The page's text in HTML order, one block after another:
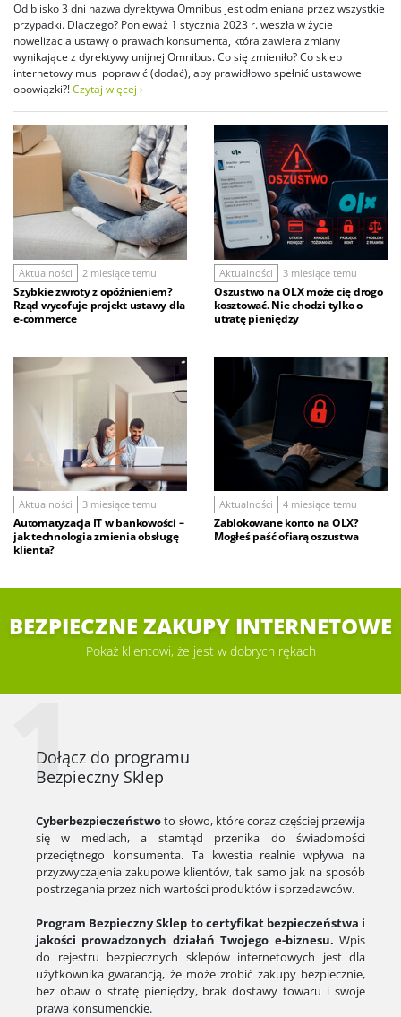
Od blisko 3 dni nazwa dyrektywa Omnibus jest odmieniana przez wszystkie
przypadki. Dlaczego? Ponieważ 1 stycznia 2023 r. weszła w życie
nowelizacja ustawy o prawach konsumenta, która zawiera zmiany
wynikające z dyrektywy unijnej Omnibus. Co się zmieniło? Co sklep
internetowy musi poprawić (dodać), aby prawidłowo spełnić ustawowe
obowiązki?!Czytaj więcej ›
Aktualności 2 miesiące temu
Szybkie zwroty z opóźnieniem?
Rząd wycofuje projekt ustawy dla
e-commerce
Aktualności 3 miesiące temu
Oszustwo na OLX może cię drogo
kosztować. Nie chodzi tylko o
utratę pieniędzy
Aktualności 3 miesiące temu
Automatyzacja IT w bankowości –
jak technologia zmienia obsługę
klienta?
Aktualności 4 miesiące temu
Zablokowane konto na OLX?
Mogłeś paść ofiarą oszustwa
BEZPIECZNE ZAKUPY INTERNETOWE
Pokaż klientowi, że jest w dobrych rękach
1
Dołącz do programu
Bezpieczny Sklep
Cyberbezpieczeństwoto słowo, które coraz częściej przewija
się w mediach, a stamtąd przenika do świadomości
przeciętnego konsumenta. Ta kwestia realnie wpływa na
przyzwyczajenia zakupowe klientów, tak samo jak na sposób
postrzegania przez nich wartości produktów i sprzedawców.
Program Bezpieczny Sklep to certyfikat bezpieczeństwa i
jakości prowadzonych działań Twojego e-biznesu. Wpis
do rejestru bezpiecznych sklepów internetowych jest dla
użytkownika gwarancją, że może zrobić zakupy bezpiecznie,
bez obaw o stratę pieniędzy, brak dostawy towaru i swoje
prawa konsumenckie.